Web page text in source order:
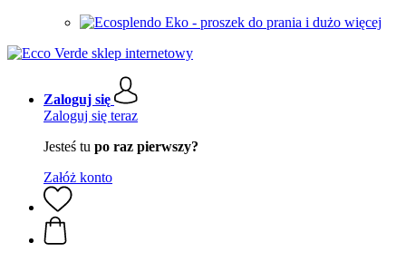
Eko - proszek do prania i dużo więcej
Zaloguj się
Zaloguj się teraz
Jesteś tu po raz pierwszy?
Załóż konto